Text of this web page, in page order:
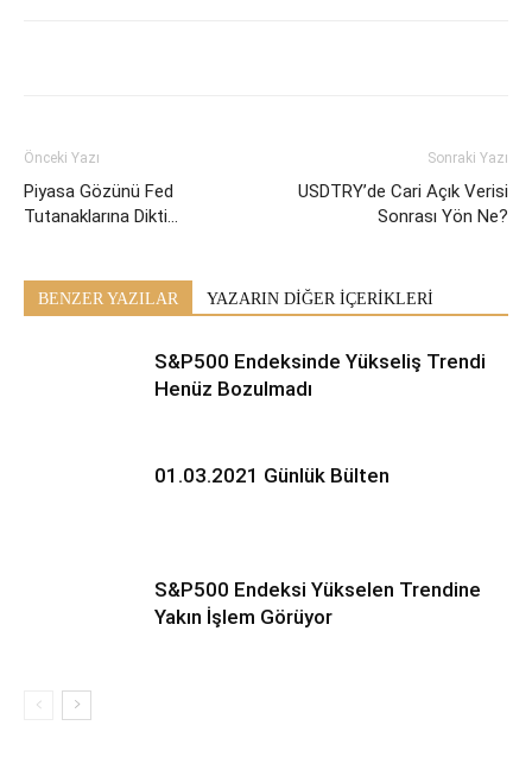
Önceki Yazı
Piyasa Gözünü Fed
Tutanaklarına Dikti…
Sonraki Yazı
USDTRY’de Cari Açık Verisi
Sonrası Yön Ne?
BENZER YAZILAR YAZARIN DİĞER İÇERİKLERİ
S&P500 Endeksinde Yükseliş Trendi
Henüz Bozulmadı
01.03.2021 Günlük Bülten
S&P500 Endeksi Yükselen Trendine
Yakın İşlem Görüyor